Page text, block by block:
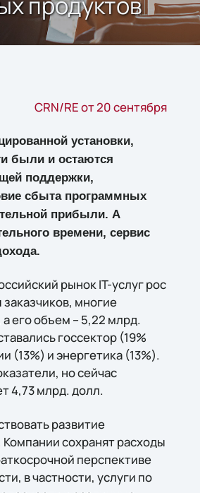
CRN/RE от 20 сентября
установки,
были и остаются
поддержки,
сбыта программных
прибыли. А
времени, сервис
рынок IT-услуг рос
многие
его объем – 5,22 млрд.
госсектор (19%
(13%) и энергетика (13%).
но сейчас
4,73 млрд. долл.
развитие
сохранят расходы
перспективе
в частности, услуги по